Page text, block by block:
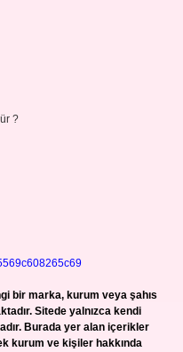
?
bir marka, kurum veya şahıs
Sitede yalnızca kendi
Burada yer alan içerikler
kurum ve kişiler hakkında